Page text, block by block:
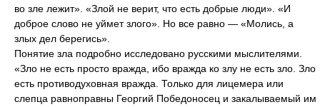
во зле лежит». «Злой не верит, что есть добрые люди». «И
доброе слово не уймет злого». Но все равно — «Молись, а
злых дел берегись».
Понятие зла подробно исследовано русскими мыслителями.
«Зло не есть просто вражда, ибо вражда ко злу не есть зло. Зло
есть противодуховная вражда. Только для лицемера или
слепца равноправны Георгий Победоносец и закалываемый им